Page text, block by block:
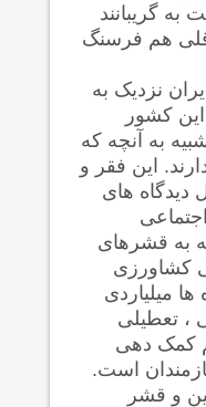
گریبانند
هم فرسنگ
نزدیک به
این کشور
به آنچه که
این فقر و
های
به قشرهای
کشاورزی
ها میلیاردی
، تعطیلی
کمک دهی
است.
و قشر